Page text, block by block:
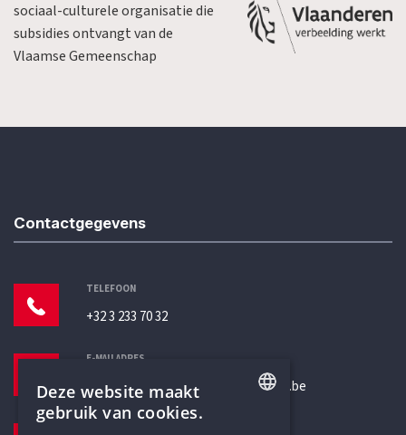
sociaal-culturele organisatie die
subsidies ontvangt van de
Vlaamse Gemeenschap
Contactgegevens
TELEFOON
+32 3 233 70 32
E-MAILADRES
secretariaat@humanistischverbond.be
Deze website maakt
gebruik van cookies.